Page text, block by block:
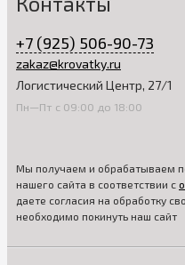
+7 (925) 506-90-73
zakaz@krovatky.ru
Логистический Центр, 27/1
Пн—Пт с 09:00 до 18:00
Мы получаем и обрабатываем
нашего сайта в соответствии с
даете согласия на обработку
необходимо покинуть наш сайт